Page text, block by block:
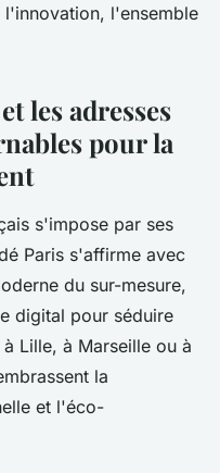
l'ensemble
les adresses
pour la
s'impose par ses
Paris s'affirme avec
du sur-mesure,
digital pour séduire
Lille, à Marseille ou à
la
et l'éco-